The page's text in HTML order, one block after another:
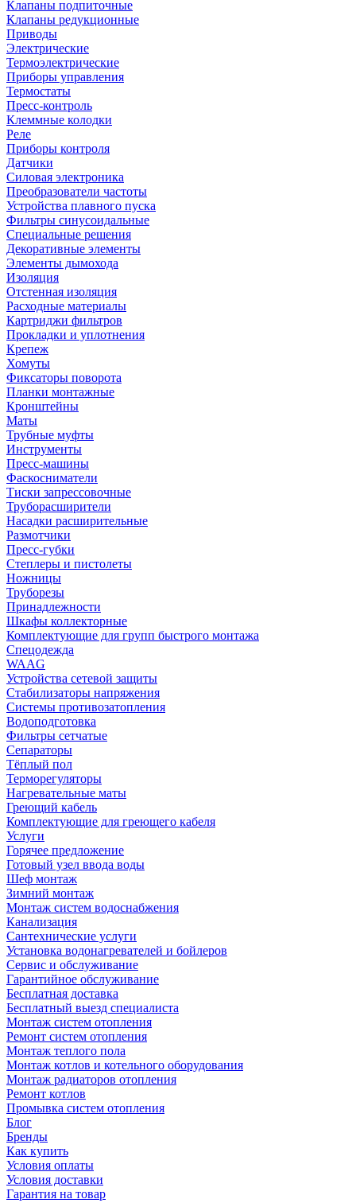
Клапаны подпиточные
Клапаны редукционные
Приводы
Электрические
Термоэлектрические
Приборы управления
Термостаты
Пресс-контроль
Клеммные колодки
Реле
Приборы контроля
Датчики
Силовая электроника
Преобразователи частоты
Устройства плавного пуска
Фильтры синусоидальные
Специальные решения
Декоративные элементы
Элементы дымохода
Изоляция
Отстенная изоляция
Расходные материалы
Картриджи фильтров
Прокладки и уплотнения
Крепеж
Хомуты
Фиксаторы поворота
Планки монтажные
Кронштейны
Маты
Трубные муфты
Инструменты
Пресс-машины
Фаскосниматели
Тиски запрессовочные
Труборасширители
Насадки расширительные
Размотчики
Пресс-губки
Степлеры и пистолеты
Ножницы
Труборезы
Принадлежности
Шкафы коллекторные
Комплектующие для групп быстрого монтажа
Спецодежда
WAAG
Устройства сетевой защиты
Стабилизаторы напряжения
Системы противозатопления
Водоподготовка
Фильтры сетчатые
Сепараторы
Тёплый пол
Терморегуляторы
Нагревательные маты
Греющий кабель
Комплектующие для греющего кабеля
Услуги
Горячее предложение
Готовый узел ввода воды
Шеф монтаж
Зимний монтаж
Монтаж систем водоснабжения
Канализация
Сантехнические услуги
Установка водонагревателей и бойлеров
Сервис и обслуживание
Гарантийное обслуживание
Бесплатная доставка
Бесплатный выезд специалиста
Монтаж систем отопления
Ремонт систем отопления
Монтаж теплого пола
Монтаж котлов и котельного оборудования
Монтаж радиаторов отопления
Ремонт котлов
Промывка систем отопления
Блог
Бренды
Как купить
Условия оплаты
Условия доставки
Гарантия на товар